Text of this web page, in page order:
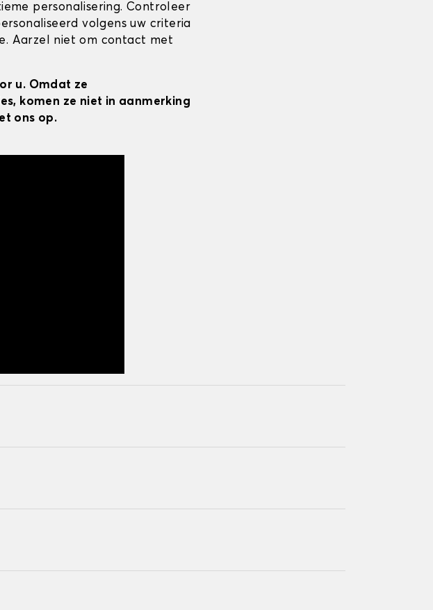
personalisering. Controleer
volgens uw criteria
Aarzel niet om contact met
u. Omdat ze
komen ze niet in aanmerking
ons op.